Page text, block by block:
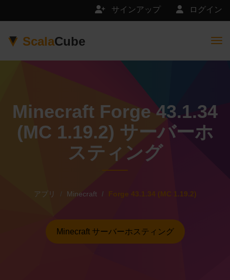
ログイン
サインアップ
ScalaCube
Minecraft Forge 43.1.34
(MC 1.19.2) サーバーホ
スティング
アプリ Minecraft Forge 43.1.34 (MC 1.19.2)
Minecraft サーバーホスティング